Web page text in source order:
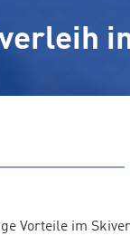
Vorteile im